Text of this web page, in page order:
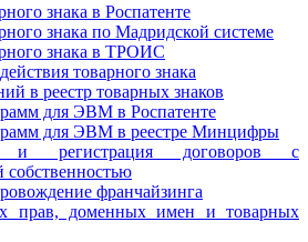
знака в Роспатенте
знака по Мадридской системе
знака в ТРОИС
товарного знака
в реестр товарных знаков
для ЭВМ в Роспатенте
для ЭВМ в реестре Минцифры
и регистрация договоров с
собственностью
франчайзинга
прав, доменных имен и товарных